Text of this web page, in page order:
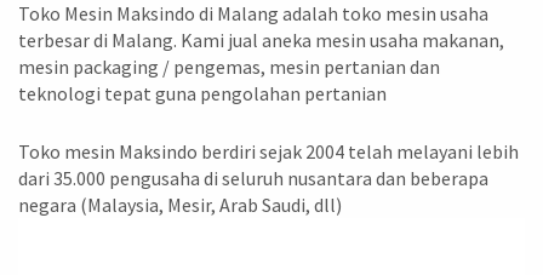
Toko Mesin Maksindo di Malang adalah toko mesin usaha
terbesar di Malang. Kami jual aneka mesin usaha makanan,
mesin packaging / pengemas, mesin pertanian dan
teknologi tepat guna pengolahan pertanian
Toko mesin Maksindo berdiri sejak 2004 telah melayani lebih
dari 35.000 pengusaha di seluruh nusantara dan beberapa
negara (Malaysia, Mesir, Arab Saudi, dll)